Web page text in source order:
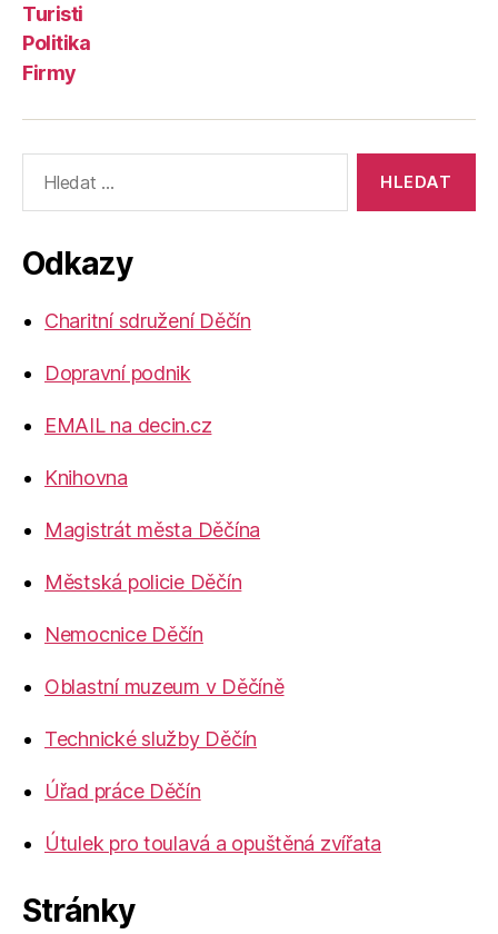
Turisti
Politika
Firmy
vyhledávání:
Odkazy
Charitní sdružení Děčín
Dopravní podnik
EMAIL na decin.cz
Knihovna
Magistrát města Děčína
Městská policie Děčín
Nemocnice Děčín
Oblastní muzeum v Děčíně
Technické služby Děčín
Úřad práce Děčín
Útulek pro toulavá a opuštěná zvířata
Stránky